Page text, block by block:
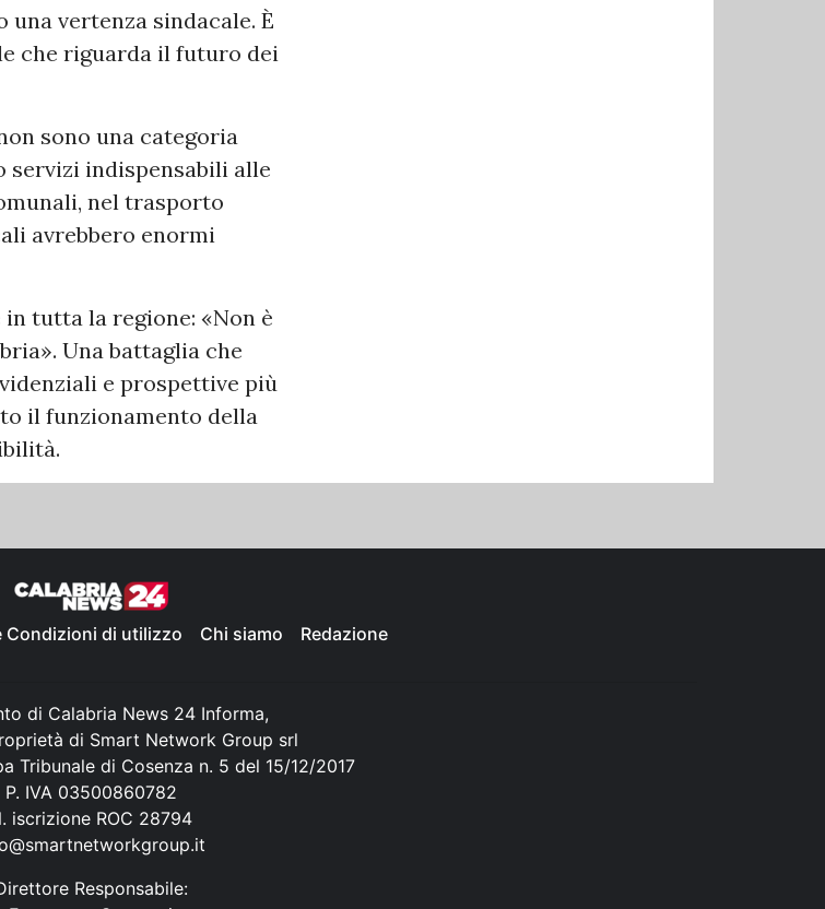
una vertenza sindacale. È
che riguarda il futuro dei
sono una categoria
servizi indispensabili alle
nel trasporto
avrebbero enormi
tutta la regione: «Non è
Una battaglia che
e prospettive più
il funzionamento della
Condizioni di utilizzo Chi siamo Redazione
di Calabria News 24 Informa,
di Smart Network Group srl
Tribunale di Cosenza n. 5 del 15/12/2017
P. IVA 03500860782
iscrizione ROC 28794
Responsabile: